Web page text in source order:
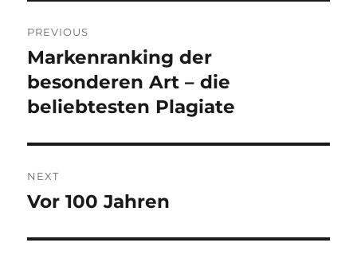
navigation
PREVIOUS
Previous
post:
Markenranking der
besonderen Art – die
beliebtesten Plagiate
NEXT
Next
Vor 100 Jahren